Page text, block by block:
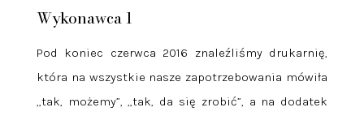
Wykonawca 1
Pod koniec czerwca 2016 znaleźliśmy drukarnię,
która na wszystkie nasze zapotrzebowania mówiła
„tak, możemy”, „tak, da się zrobić”, a na dodatek